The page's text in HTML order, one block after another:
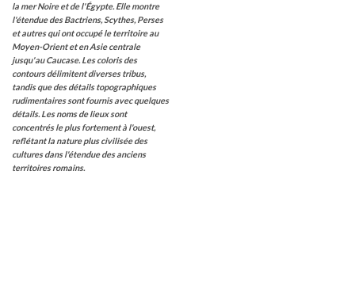
la mer Noire et de l'Égypte. Elle montre
l'étendue des Bactriens, Scythes, Perses
et autres qui ont occupé le territoire au
Moyen-Orient et en Asie centrale
jusqu'au Caucase. Les coloris des
contours délimitent diverses tribus,
tandis que des détails topographiques
rudimentaires sont fournis avec quelques
détails. Les noms de lieux sont
concentrés le plus fortement à l'ouest,
reflétant la nature plus civilisée des
cultures dans l'étendue des anciens
territoires romains.